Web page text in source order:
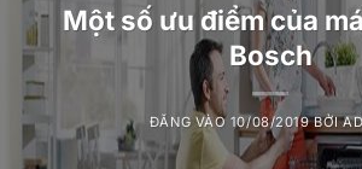
Một số ưu điểm của
Bosch
ĐĂNG VÀO 10/08/2019 BỞI